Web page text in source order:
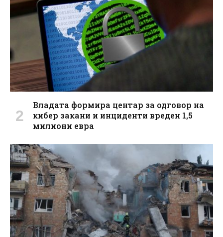
Владата формира центар за одговор на
кибер закани и инциденти вреден 1,5
милиони евра